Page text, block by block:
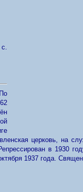
По
церковь, на
в 1930
1937 года.